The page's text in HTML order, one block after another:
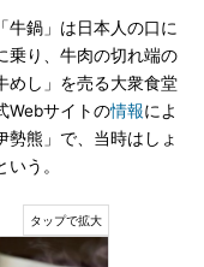
鍋」は日本人の口に
乗り、牛肉の切れ端の
めし」を売る大衆食堂
Webサイトの情報によ
勢熊」で、当時はしょ
う。